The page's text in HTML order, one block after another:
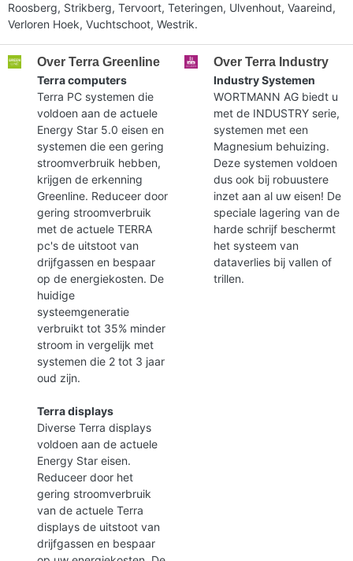
Roosberg, Strikberg, Tervoort, Teteringen, Ulvenhout, Vaareind,
Verloren Hoek, Vuchtschoot, Westrik.
Over Terra Greenline
Terra computers
Terra PC systemen die
voldoen aan de actuele
Energy Star 5.0 eisen en
systemen die een gering
stroomverbruik hebben,
krijgen de erkenning
Greenline. Reduceer door
gering stroomverbruik
met de actuele TERRA
pc's de uitstoot van
drijfgassen en bespaar
op de energiekosten. De
huidige
systeemgeneratie
verbruikt tot 35% minder
stroom in vergelijk met
systemen die 2 tot 3 jaar
oud zijn.
Terra displays
Diverse Terra displays
voldoen aan de actuele
Energy Star eisen.
Reduceer door het
gering stroomverbruik
van de actuele Terra
displays de uitstoot van
drijfgassen en bespaar
Over Terra Industry
Industry Systemen
WORTMANN AG biedt u
met de INDUSTRY serie,
systemen met een
Magnesium behuizing.
Deze systemen voldoen
dus ook bij robuustere
inzet aan al uw eisen! De
speciale lagering van de
harde schrijf beschermt
het systeem van
dataverlies bij vallen of
trillen.